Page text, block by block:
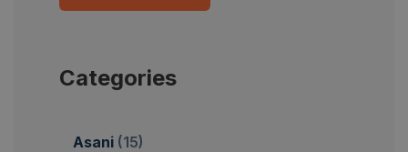
Categories
Asani (15)